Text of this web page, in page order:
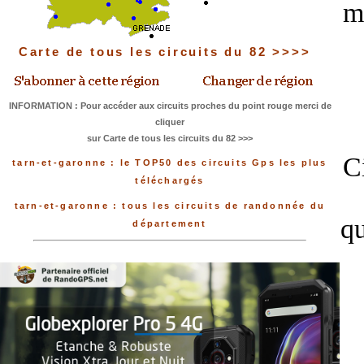
Carte de tous les circuits du 82 >>>>
INFORMATION : Pour accéder aux circuits proches du point rouge merci de
cliquer
sur Carte de tous les circuits du 82 >>>
tarn-et-garonne : le TOP50 des circuits Gps les plus
téléchargés
tarn-et-garonne : tous les circuits de randonnée du
département